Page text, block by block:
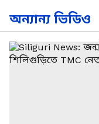
অন্যান্য ভিডিও